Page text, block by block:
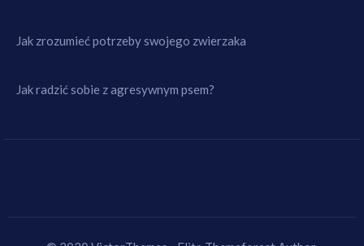
Jak zrozumieć potrzeby swojego zwierzaka
Jak radzić sobie z agresywnym psem?